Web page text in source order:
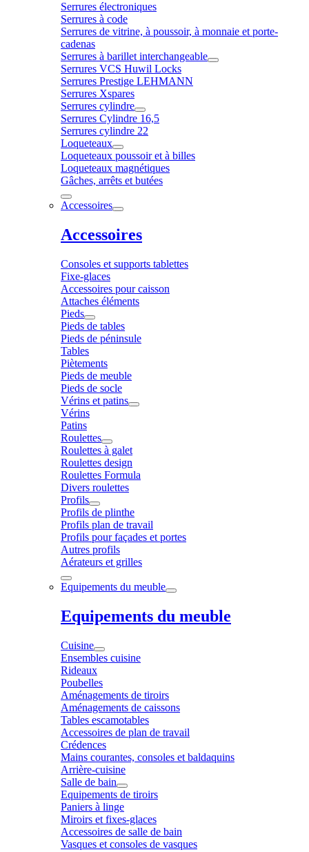
Serrures électroniques
Serrures à code
Serrures de vitrine, à poussoir, à monnaie et porte-
cadenas
Serrures à barillet interchangeable
Serrures VCS Huwil Locks
Serrures Prestige LEHMANN
Serrures Xspares
Serrures cylindre
Serrures Cylindre 16,5
Serrures cylindre 22
Loqueteaux
Loqueteaux poussoir et à billes
Loqueteaux magnétiques
Gâches, arrêts et butées
Accessoires
Accessoires
Consoles et supports tablettes
Fixe-glaces
Accessoires pour caisson
Attaches éléments
Pieds
Pieds de tables
Pieds de péninsule
Tables
Piètements
Pieds de meuble
Pieds de socle
Vérins et patins
Vérins
Patins
Roulettes
Roulettes à galet
Roulettes design
Roulettes Formula
Divers roulettes
Profils
Profils de plinthe
Profils plan de travail
Profils pour façades et portes
Autres profils
Aérateurs et grilles
Equipements du meuble
Equipements du meuble
Cuisine
Ensembles cuisine
Rideaux
Poubelles
Aménagements de tiroirs
Aménagements de caissons
Tables escamotables
Accessoires de plan de travail
Crédences
Mains courantes, consoles et baldaquins
Arrière-cuisine
Salle de bain
Equipements de tiroirs
Paniers à linge
Miroirs et fixes-glaces
Accessoires de salle de bain
Vasques et consoles de vasques